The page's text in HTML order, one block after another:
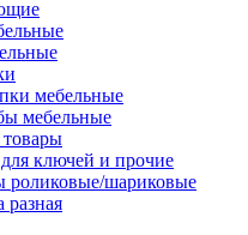
мебельные
мебельные
ключей и прочие
роликовые/шариковые
разная